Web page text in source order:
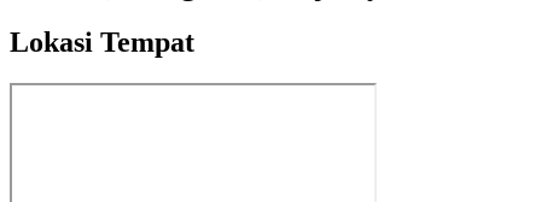
Lokasi Tempat